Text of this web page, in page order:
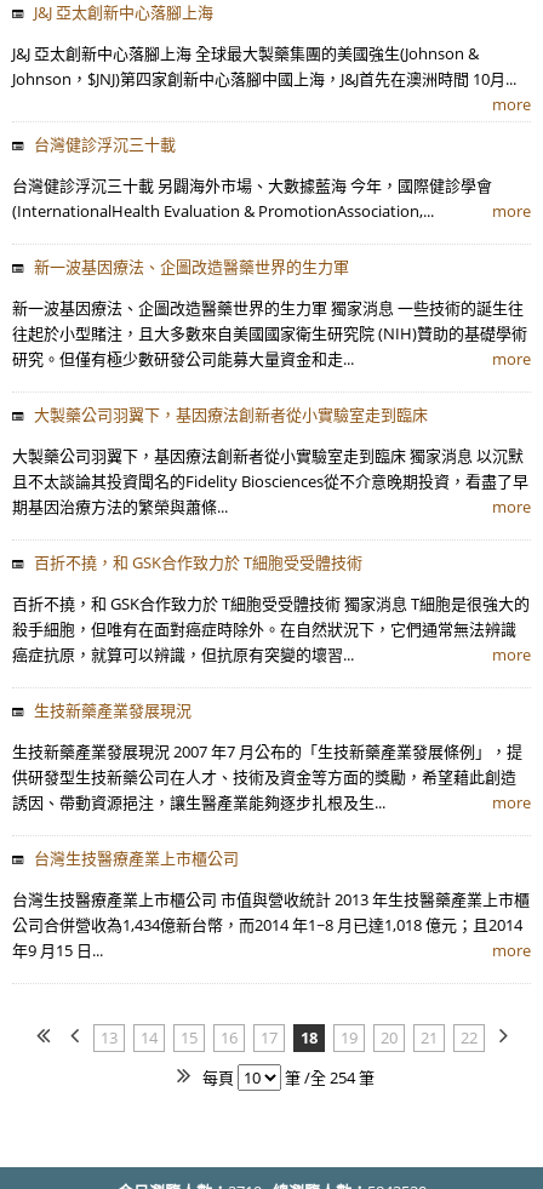
J&J 亞太創新中心落腳上海
J&J 亞太創新中心落腳上海 全球最大製藥集團的美國強生(Johnson &
Johnson，$JNJ)第四家創新中心落腳中國上海，J&J首先在澳洲時間 10月...
more
台灣健診浮沉三十載
台灣健診浮沉三十載 另闢海外市場、大數據藍海 今年，國際健診學會
(InternationalHealth Evaluation & PromotionAssociation,...
more
新一波基因療法、企圖改造醫藥世界的生力軍
新一波基因療法、企圖改造醫藥世界的生力軍 獨家消息 一些技術的誕生往
往起於小型賭注，且大多數來自美國國家衛生研究院 (NIH)贊助的基礎學術
研究。但僅有極少數研發公司能募大量資金和走...
more
大製藥公司羽翼下，基因療法創新者從小實驗室走到臨床
大製藥公司羽翼下，基因療法創新者從小實驗室走到臨床 獨家消息 以沉默
且不太談論其投資聞名的Fidelity Biosciences從不介意晚期投資，看盡了早
期基因治療方法的繁榮與蕭條...
more
百折不撓，和 GSK合作致力於 T細胞受受體技術
百折不撓，和 GSK合作致力於 T細胞受受體技術 獨家消息 T細胞是很強大的
殺手細胞，但唯有在面對癌症時除外。在自然狀況下，它們通常無法辨識
癌症抗原，就算可以辨識，但抗原有突變的壞習...
more
生技新藥產業發展現況
生技新藥產業發展現況 2007 年7 月公布的「生技新藥產業發展條例」，提
供研發型生技新藥公司在人才、技術及資金等方面的獎勵，希望藉此創造
誘因、帶動資源挹注，讓生醫產業能夠逐步扎根及生...
more
台灣生技醫療產業上市櫃公司
台灣生技醫療產業上市櫃公司 市值與營收統計 2013 年生技醫藥產業上市櫃
公司合併營收為1,434億新台幣，而2014 年1~8 月已達1,018 億元；且2014
年9 月15 日...
more
13 14 15 16 17 18 19 20 21
22
每頁
筆 /全 254 筆